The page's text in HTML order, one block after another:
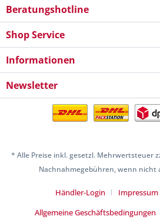
Beratungshotline
Shop Service
Informationen
Newsletter
* Alle Preise inkl. gesetzl. Mehrwertsteuer
Nachnahmegebühren, wenn nicht
Händler-Login Impressum
Allgemeine Geschäftsbedingungen